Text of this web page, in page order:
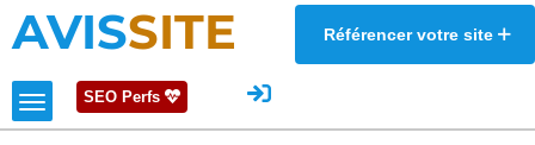
AVISSITE Référencer votre site
SEO Perfs